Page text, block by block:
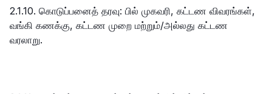
2.1.10. கொடுப்பனைத் தரவு: பில் முகவரி, கட்டண விவரங்கள்,
வங்கி கணக்கு, கட்டண முறை மற்றும்/அல்லது கட்டண
வரலாறு.